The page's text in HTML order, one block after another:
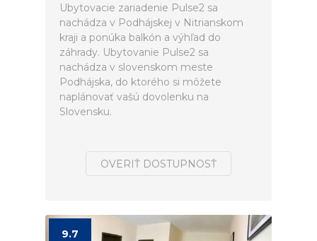
Ubytovacie zariadenie Pulse2 sa
nachádza v Podhájskej v Nitrianskom
kraji a ponúka balkón a výhľad do
záhrady. Ubytovanie Pulse2 sa
nachádza v slovenskom meste
Podhájska, do ktorého si môžete
naplánovať vašú dovolenku na
Slovensku.
OVERIŤ DOSTUPNOSŤ
9.7